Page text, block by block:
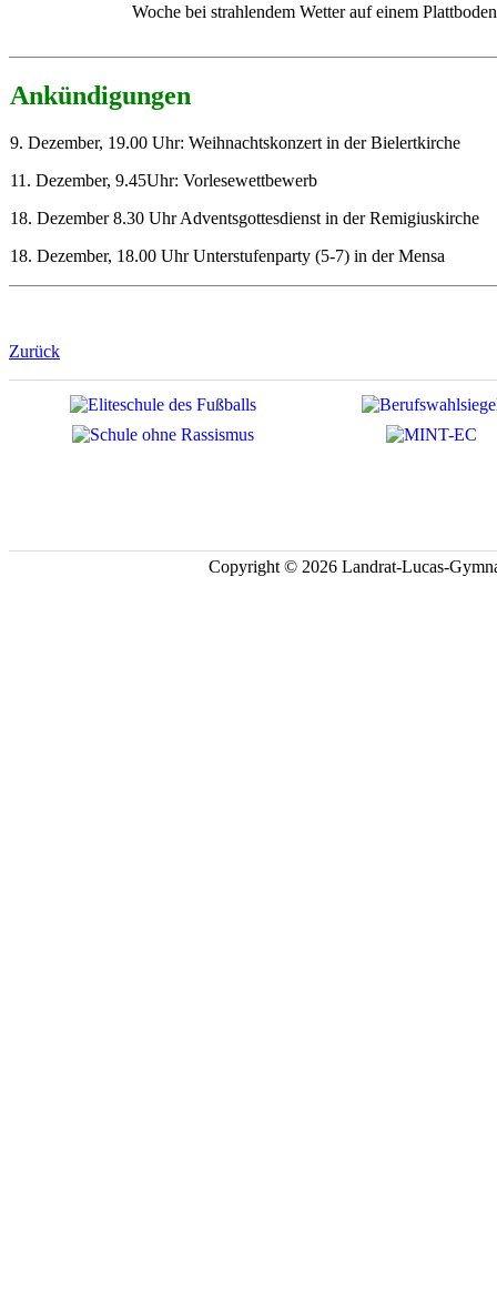
Woche bei strahlendem Wetter auf einem
Ankündigungen
9. Dezember, 19.00 Uhr: Weihnachtskonzert in der Bielertkirche
11. Dezember, 9.45Uhr: Vorlesewettbewerb
18. Dezember 8.30 Uhr Adventsgottesdienst in der Remigiuskirche
18. Dezember, 18.00 Uhr Unterstufenparty (5-7) in der Mensa
Zurück
Copyright © 2026 Landrat-Lucas-